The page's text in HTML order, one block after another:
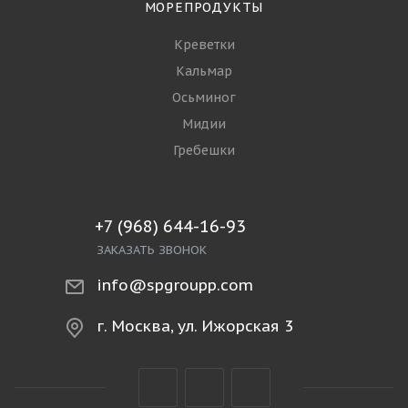
МОРЕПРОДУКТЫ
Креветки
Кальмар
Осьминог
Мидии
Гребешки
+7 (968) 644-16-93
ЗАКАЗАТЬ ЗВОНОК
info@spgroupp.com
г. Москва, ул. Ижорская 3